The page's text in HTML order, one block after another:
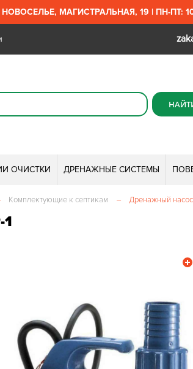
МАГИСТРАЛЬНАЯ, 19 | ПН-ПТ:
ОЧИСТКИ ДРЕНАЖНЫЕ СИСТЕМЫ
Комплектующие к септикам – Дренажный насос